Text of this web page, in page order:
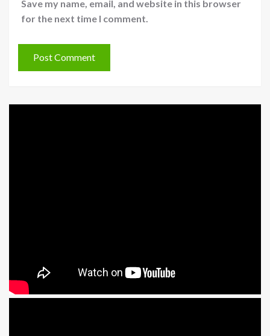
Save my name, email, and website in this browser
for the next time I comment.